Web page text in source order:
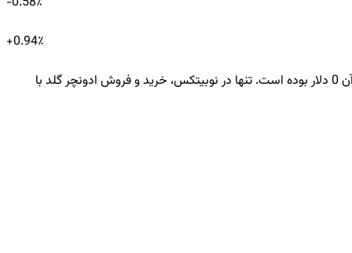
+0.94٪
قیمت لحظه‌ای ادونچر گلد امروز 0.154 تتر معادل 28,957 تومان است. نرخ AGLD در ۲۴ ساعت گذشته -0.58٪ کاهش داشته و ارزش معاملات آن 0 دلار بوده است. تنها در نوبیتکس، خرید و فروش ادونچر گلد با